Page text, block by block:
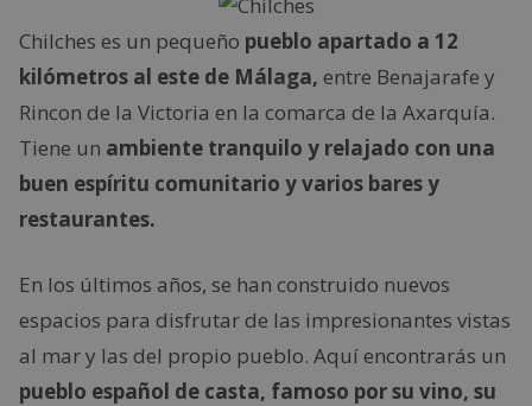
Chilches es un pequeño pueblo apartado a 12
kilómetros al este de Málaga, entre Benajarafe y
Rincon de la Victoria en la comarca de la Axarquía.
Tiene un ambiente tranquilo y relajado con una
buen espíritu comunitario y varios bares y
restaurantes.
En los últimos años, se han construido nuevos
espacios para disfrutar de las impresionantes vistas
al mar y las del propio pueblo. Aquí encontrarás un
pueblo español de casta, famoso por su vino, su